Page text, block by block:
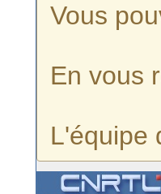
Vous
En vous
L'équipe